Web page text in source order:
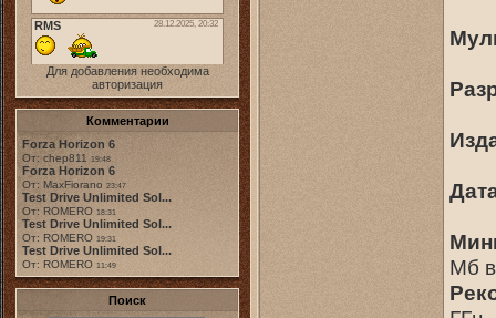
Для добавления необходима
авторизация
Комментарии
Forza Horizon 6
От: chep811 19:48
Forza Horizon 6
От: MaxFiorano 23:47
Test Drive Unlimited Sol...
От: ROMERO 18:31
Test Drive Unlimited Sol...
От: ROMERO 19:31
Test Drive Unlimited Sol...
От: ROMERO 11:49
Поиск
Мб